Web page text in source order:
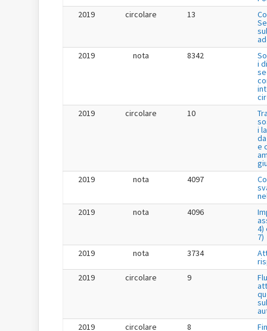
2019
circolare 13
2019
nota 8342
i
2019
circolare 10
i
e
2019
nota 4097
2019
nota 4096
4)
7)
2019
nota 3734
2019
circolare 9
2019
circolare 8